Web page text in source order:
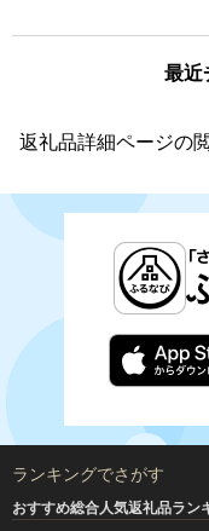
最近
返礼品詳細ページの
ランキングでさがす
おすすめ総合人気返礼品ラン